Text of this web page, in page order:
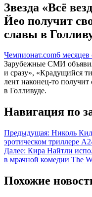
Звезда «Всё
Йео получит
славы в
Чемпионат.com6 месяцев
Зарубежные СМИ
и сразу», «Крадущийся
лент наконец-то
в Голливуде.
Навигация по
Предыдущая: Николь
эротическом триллере
Далее: Кира Найтли
в мрачной комедии The
Похожие